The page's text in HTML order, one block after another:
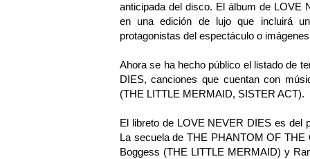
anticipada del disco. El álbum de LOVE
en una edición de lujo que incluirá
protagonistas del espectáculo o
Ahora se ha hecho público el listado de
DIES, canciones que cuentan con
(THE LITTLE MERMAID, SISTER ACT).
El libreto de LOVE NEVER DIES es del
La secuela de THE PHANTOM OF
Boggess (THE LITTLE MERMAID) y